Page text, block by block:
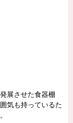
展させた食器棚
気も持っているた